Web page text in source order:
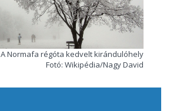
A Normafa régóta kedvelt kirándulóhely
Fotó: Wikipédia/Nagy David